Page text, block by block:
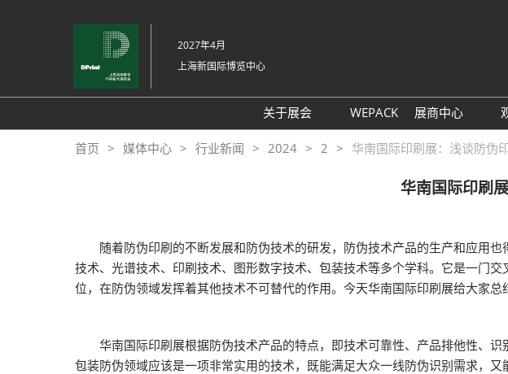
转
至
容
2027年4月
上海新国际博览中心
关于展会
展会介绍
展馆平面图
往届回顾
WEPACK
展商中心
展位预定
数字印刷包
首页 媒体中心 行业新闻 2024 2 华南国际印刷展：浅谈防伪
华南国际印刷
随着防伪印刷的不断发展和防伪技术的研发，防伪技术产品的生产和应用也
技术、光谱技术、印刷技术、图形数字技术、包装技术等多个学科。它是一门
位，在防伪领域发挥着其他技术不可替代的作用。今天华南国际印刷展给大家总
华南国际印刷展根据防伪技术产品的特点，即技术可靠性、产品排他性、识
包装防伪领域应该是一项非常实用的技术，既能满足大众一线防伪识别需求，